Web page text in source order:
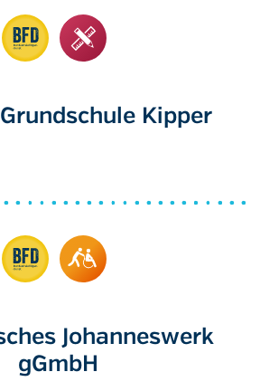
Kipper
Johanneswerk
gGmbH